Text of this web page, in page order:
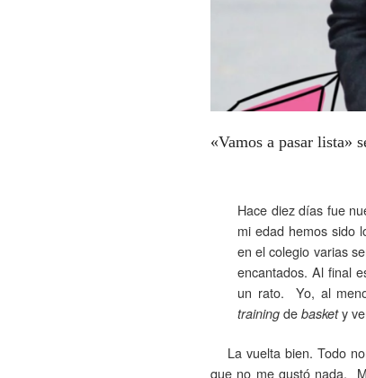
«Vamos a pasar lista»
Hace diez días fue
mi edad hemos sido
en el colegio varias
encantados. Al final
un rato. Yo, al
training de baskety
La vuelta bien. Todo
que no me gustó nada.